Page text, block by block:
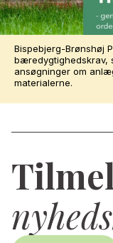
Bispebjerg-Brønshøj
bæredygtighedskrav,
ansøgninger om
materialerne.